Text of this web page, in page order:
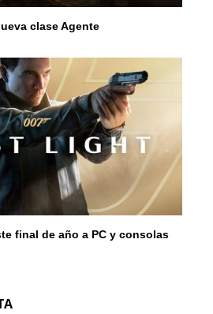
clase Agente
final de año a PC y consolas